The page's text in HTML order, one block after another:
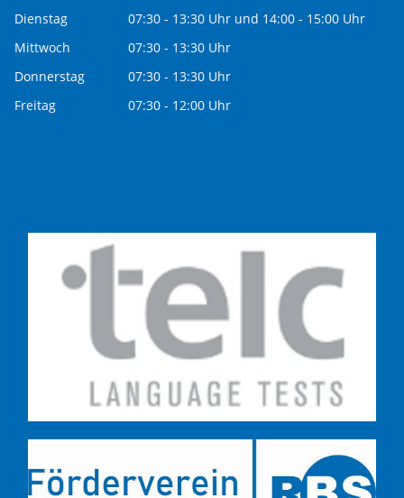
Dienstag
07:30 - 13:30 Uhr und 14:00 - 15:00 Uhr
Mittwoch
07:30 - 13:30 Uhr
Donnerstag
07:30 - 13:30 Uhr
Freitag
07:30 - 12:00 Uhr